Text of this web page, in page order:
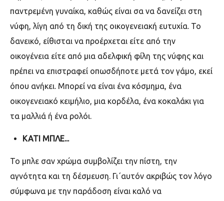
παντρεμένη γυναίκα, καθώς είναι σα να δανείζει στη
νύφη, λίγη από τη δική της οικογενειακή ευτυχία. Το
δανεικό, είθισται να προέρχεται είτε από την
οικογένεια είτε από μια αδελφική φίλη της νύφης και
πρέπει να επιστραφεί οπωσδήποτε μετά τον γάμο, εκεί
όπου ανήκει. Μπορεί να είναι ένα κόσμημα, ένα
οικογενειακό κειμήλιο, μια κορδέλα, ένα κοκαλάκι για
τα μαλλιά ή ένα ρολόι.
ΚΑΤΙ ΜΠΛΕ...
Το μπλε σαν χρώμα συμβολίζει την πίστη, την
αγνότητα και τη δέσμευση. Γι΄αυτόν ακριβώς τον λόγο
σύμφωνα με την παράδοση είναι καλό να